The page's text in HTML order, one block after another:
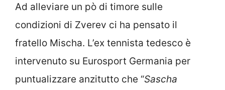
Ad alleviare un pò di timore sulle
condizioni di Zverev ci ha pensato il
fratello Mischa. L’ex tennista tedesco è
intervenuto su Eurosport Germania per
puntualizzare anzitutto che “Sascha